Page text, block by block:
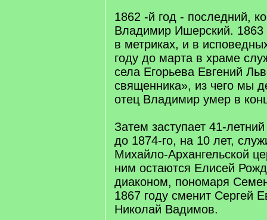
1862 -й год - последний,
Владимир Ишерский. 1863
в метриках, и в
году до марта в храме
села Егорьева Евгений
священника», из чего мы
отец Владимир умер в
Затем заступает 41-
до 1874-го, на 10 лет,
Михайло-Архангельской
ним остаются Елисей
диаконом, пономаря
1867 году сменит Сергей
Николай Вадимов.